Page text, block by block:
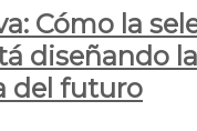
Cómo la
diseñando la
del futuro